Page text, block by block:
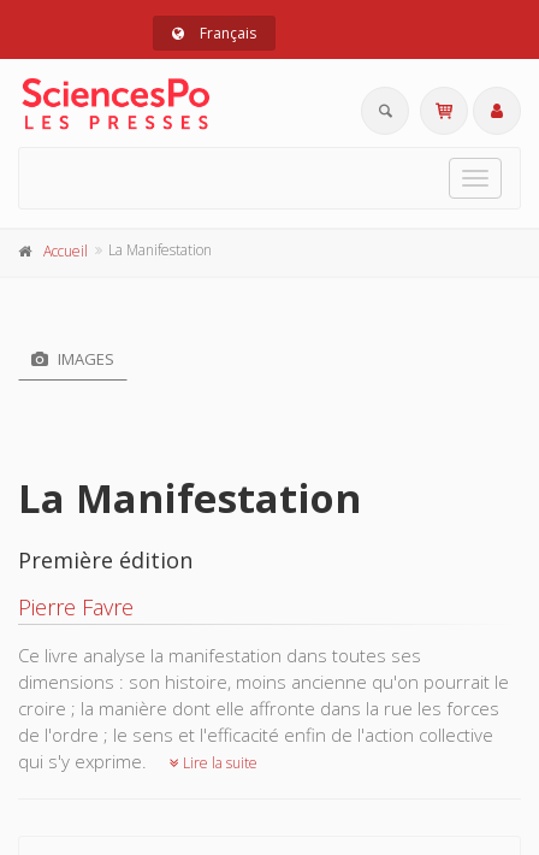
Français
Toggle
Accueil La Manifestation
IMAGES
La Manifestation
Première édition
Pierre Favre
Ce livre analyse la manifestation dans toutes ses
dimensions : son histoire, moins ancienne qu'on pourrait le
croire ; la manière dont elle affronte dans la rue les forces
de l'ordre ; le sens et l'efficacité enfin de l'action collective
qui s'y exprime.
Lire la suite